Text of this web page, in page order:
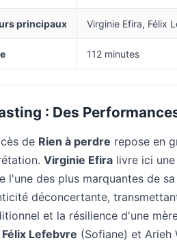
principaux Virginie Efira, Félix
112 minutes
: Des
de Rien à perdre repose en
Virginie Efira livre ici
l'une des plus marquantes de
déconcertante,
et la résilience d'une
Félix Lefebvre (Sofiane) et